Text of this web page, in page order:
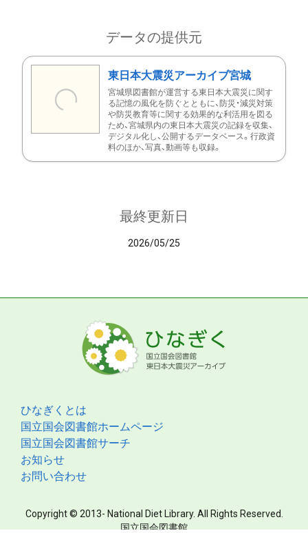
データの提供元
東日本大震災アーカイブ宮城
宮城県図書館が運営する東日本大震災に関す
る記憶の風化を防ぐとともに、防災・減災対策
や防災教育等に関する効果的な利活用を図る
ため、宮城県内の東日本大震災の記録を収集、
デジタル化し、公開するデータベース。行政資
料のほか、写真、動画等も収録。
最終更新日
2026/05/25
ひなぎくとは
国立国会図書館ホームページ
国立国会図書館サーチ
お知らせ
お問い合わせ
Copyright © 2013- National Diet Library. All Rights Reserved.